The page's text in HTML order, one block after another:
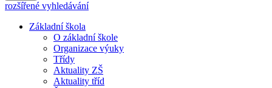
rozšířené vyhledávání
Základní škola
O základní škole
Organizace výuky
Třídy
Aktuality ZŠ
Aktuality tříd